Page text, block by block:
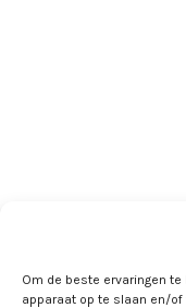
Om de beste ervaringen
apparaat op te slaan en/